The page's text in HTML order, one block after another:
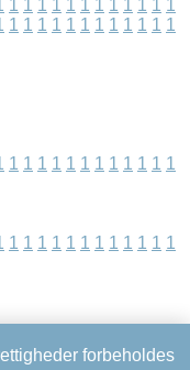
1 1 1 1 1 1 1 1 1 1 1 1
1 1 1 1 1 1 1 1 1 1 1 1
1 1 1 1 1 1 1 1 1 1 1 1
1 1 1 1 1 1 1 1 1 1 1 1
forbeholdes